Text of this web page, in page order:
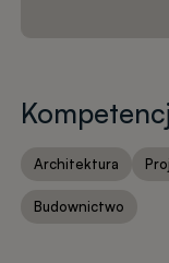
Architektura
Budownictwo